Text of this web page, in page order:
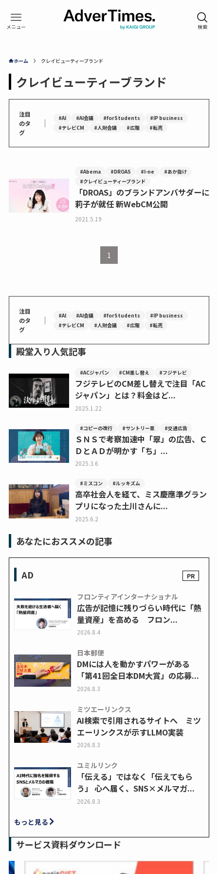
ホーム クレイビューティーブランド
クレイビューティーブランド
注目
のタ
グ
｜ #AI #AI会議 #forStudents
#IP business
#テレビCM
#人財会議 #広報 #転売
#Abema #DROAS #I-ne
#あか抜け
#クレイビューティーブランド
「DROAS」のブランドアンバサダーに
莉子が就任 新WebCM公開
2021.5.19
1
注目
のタ
グ
｜ #AI #AI会議 #forStudents
#IP business
#テレビCM
#人財会議 #広報 #転売
殿堂入り人気記事
#ACジャパン #CM差し替え #フジテレビ
フジテレビのCM差し替えで注目「AC
ジャパン」とは？料金はど...
2025.1.22
#コピーの改行 #サントリー翠 #交通広告
ＳＮＳで考察加速中「翠」の広告、Ｃ
ＤとＡＤが明かす「ち」...
2025.3.6
#ミスコン #ルッキズム
高卒社会人を経て、ミス慶應準グラン
プリになった土川さんに...
2025.6.2
あなたにおススメの記事
AD
フロンティアインターナショナル
広告が記憶に残りづらい時代に「熱
量資産」を高める フロン...
2026.8.4
日本郵便
DMには人を動かすパワーがある
「第41回全日本DM大賞」の応募...
2026.8.3
ミツエーリンクス
AI検索で引用されるサイトへ ミツ
エーリンクスが示すLLMO実装
2026.8.3
ユミルリンク
「伝える」ではなく「伝えてもら
う」 心へ届く、SNS×メルマガ...
2026.8.3
もっと見る
サービス資料ダウンロード